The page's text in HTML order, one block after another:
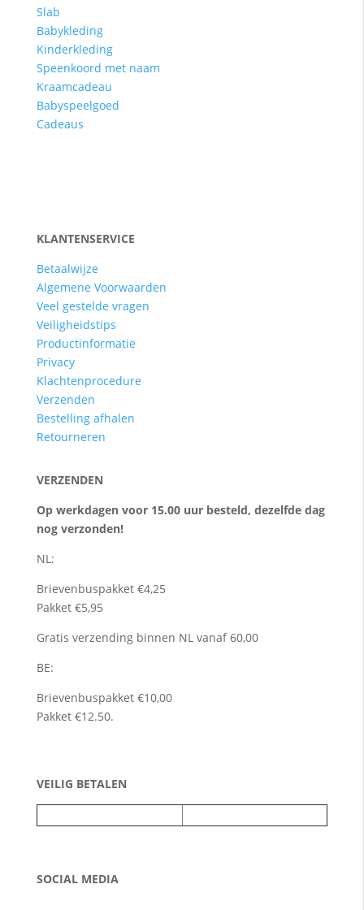
Slab
Babykleding
Kinderkleding
Speenkoord met naam
Kraamcadeau
Babyspeelgoed
Cadeaus
KLANTENSERVICE
Betaalwijze
Algemene Voorwaarden
Veel gestelde vragen
Veiligheidstips
Productinformatie
Privacy
Klachtenprocedure
Verzenden
Bestelling afhalen
Retourneren
VERZENDEN
Op werkdagen voor 15.00 uur besteld, dezelfde dag
nog verzonden!
NL:
Brievenbuspakket €4,25
Pakket €5,95
Gratis verzending binnen NL vanaf 60,00
BE:
Brievenbuspakket €10,00
Pakket €12.50.
VEILIG BETALEN
SOCIAL MEDIA